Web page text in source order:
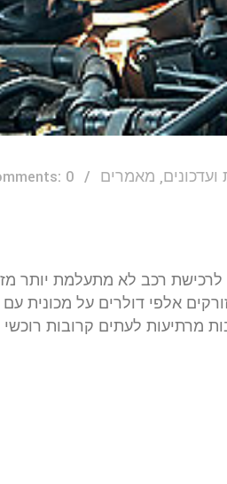
מאמרים 0
רכב לא מתעלמת יותר
אלפי דולרים על מכונית
לעתים קרובות רוכשי